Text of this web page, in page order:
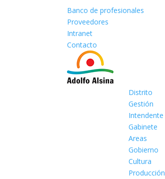
Banco de profesionales
Proveedores
Intranet
Contacto
Distrito
Gestión
Intendente
Gabinete
Areas
Gobierno
Cultura
Producción